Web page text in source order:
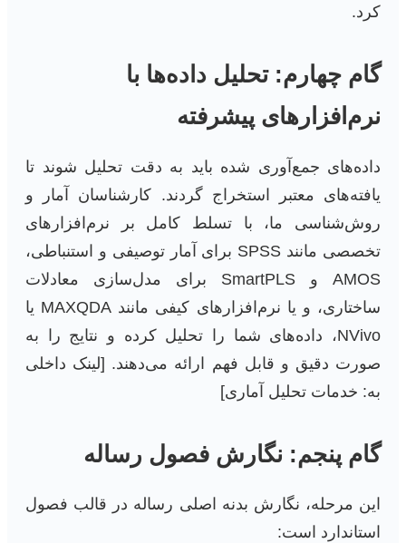
کرد.
گام چهارم: تحلیل داده‌ها با
نرم‌افزارهای پیشرفته
داده‌های جمع‌آوری شده باید به دقت تحلیل شوند تا
یافته‌های معتبر استخراج گردند. کارشناسان آمار و
روش‌شناسی ما، با تسلط کامل بر نرم‌افزارهای
تخصصی مانند SPSS برای آمار توصیفی و استنباطی،
AMOS و SmartPLS برای مدل‌سازی معادلات
ساختاری، و یا نرم‌افزارهای کیفی مانند MAXQDA یا
NVivo، داده‌های شما را تحلیل کرده و نتایج را به
صورت دقیق و قابل فهم ارائه می‌دهند. [لینک داخلی
به: خدمات تحلیل آماری]
گام پنجم: نگارش فصول رساله
این مرحله، نگارش بدنه اصلی رساله در قالب فصول
استاندارد است: